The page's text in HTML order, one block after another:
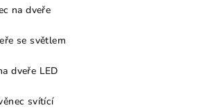
na dveře
se světlem
dveře LED
svítící